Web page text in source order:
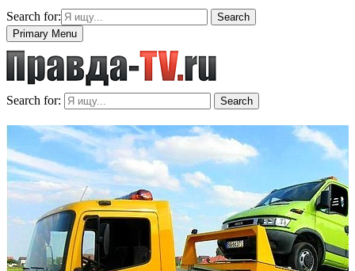
Search for:
Search
Primary Menu
Search for: Search